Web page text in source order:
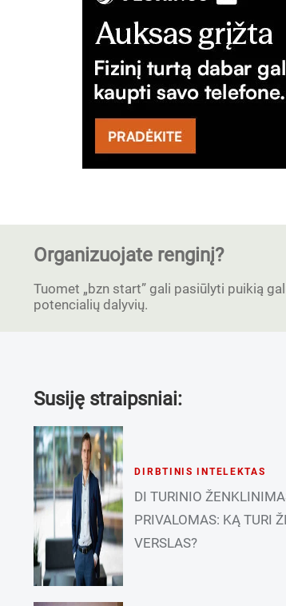
Organizuojate renginį?
Tuomet „bzn start” gali pasiūlyti puikią
potencialių dalyvių.
Susiję straipsniai:
DIRBTINIS INTELEKTAS
DI TURINIO
PRIVALOMAS: KĄ TURI
VERSLAS?